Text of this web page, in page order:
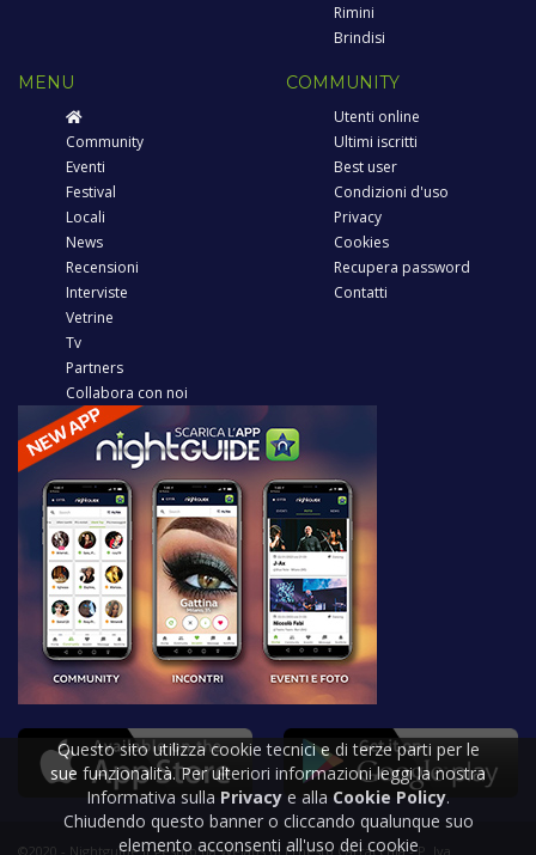
Rimini
Brindisi
MENU
Community
Eventi
Festival
Locali
News
Recensioni
Interviste
Vetrine
Tv
Partners
Collabora con noi
COMMUNITY
Utenti online
Ultimi iscritti
Best user
Condizioni d'uso
Privacy
Cookies
Recupera password
Contatti
©2020 - Nightguide.it gestito da Welabs di Ernesto Carracchia - P. Iva
Questo sito utilizza cookie tecnici e di terze parti per le
sue funzionalità. Per ulteriori informazioni leggi la nostra
Informativa sulla Privacy e alla Cookie Policy.
Chiudendo questo banner o cliccando qualunque suo
elemento acconsenti all'uso dei cookie